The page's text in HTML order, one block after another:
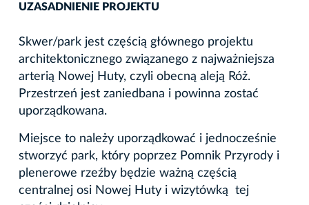
UZASADNIENIE PROJEKTU
Skwer/park jest częścią głównego projektu
architektonicznego związanego z najważniejsza
arterią Nowej Huty, czyli obecną aleją Róż.
Przestrzeń jest zaniedbana i powinna zostać
uporządkowana.
Miejsce to należy uporządkować i jednocześnie
stworzyć park, który poprzez Pomnik Przyrody i
plenerowe rzeźby będzie ważną częścią
centralnej osi Nowej Huty i wizytówką tej